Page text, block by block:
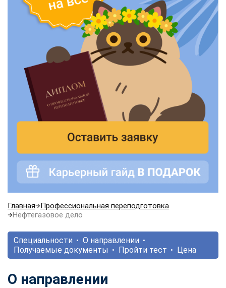
Главная
Профессиональная переподготовка
Нефтегазовое дело
Специальности
О направлении
Получаемые документы
Пройти тест Цена
О направлении